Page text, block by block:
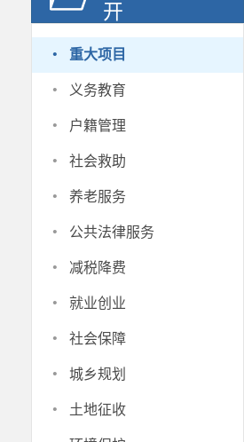
开
· 重大项目
· 义务教育
· 户籍管理
· 社会救助
· 养老服务
· 公共法律服务
· 减税降费
· 就业创业
· 社会保障
· 城乡规划
· 土地征收